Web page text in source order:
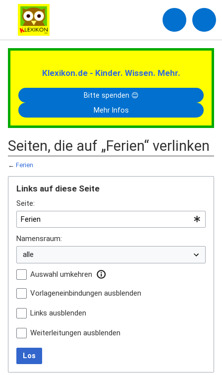
Klexikon.de - Kinder. Wissen. Mehr.
Bitte spenden 😊
Mehr Infos
Seiten, die auf „Ferien“ verlinken
← Ferien
Links auf diese Seite
Seite:
Namensraum:
Auswahl umkehren
Vorlageneinbindungen ausblenden
Links ausblenden
Weiterleitungen ausblenden
Los